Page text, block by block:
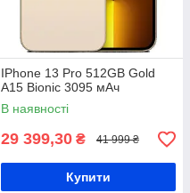
IPhone 13 Pro 512GB Gold
A15 Bionic 3095 мАч
В наявності
29 399,30 ₴ 41 999 ₴
Купити